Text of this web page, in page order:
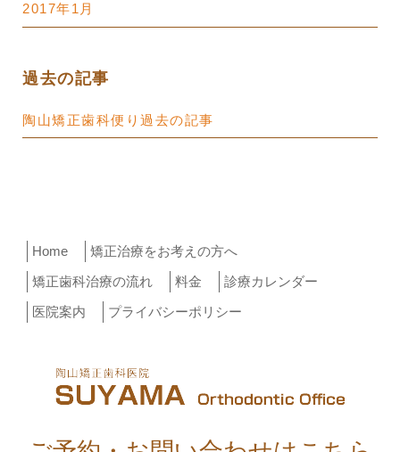
2017年1月
過去の記事
陶山矯正歯科便り過去の記事
Home
矯正治療をお考えの方へ
矯正歯科治療の流れ
料金
診療カレンダー
医院案内
プライバシーポリシー